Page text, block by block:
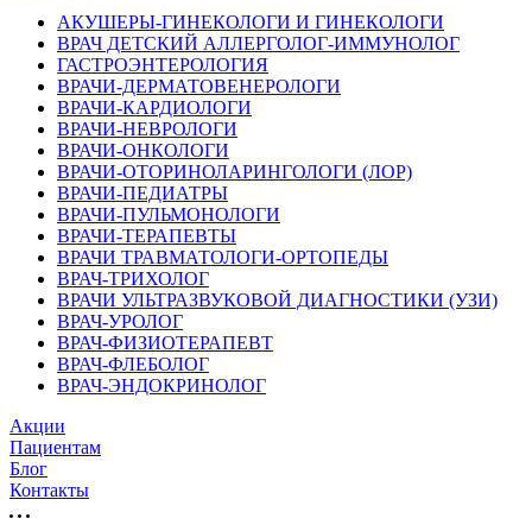
АКУШЕРЫ-ГИНЕКОЛОГИ И ГИНЕКОЛОГИ
ВРАЧ ДЕТСКИЙ АЛЛЕРГОЛОГ-ИММУНОЛОГ
ГАСТРОЭНТЕРОЛОГИЯ
ВРАЧИ-ДЕРМАТОВЕНЕРОЛОГИ
ВРАЧИ-КАРДИОЛОГИ
ВРАЧИ-НЕВРОЛОГИ
ВРАЧИ-ОНКОЛОГИ
ВРАЧИ-ОТОРИНОЛАРИНГОЛОГИ (ЛОР)
ВРАЧИ-ПЕДИАТРЫ
ВРАЧИ-ПУЛЬМОНОЛОГИ
ВРАЧИ-ТЕРАПЕВТЫ
ВРАЧИ ТРАВМАТОЛОГИ-ОРТОПЕДЫ
ВРАЧ-ТРИХОЛОГ
ВРАЧИ УЛЬТРАЗВУКОВОЙ ДИАГНОСТИКИ (УЗИ)
ВРАЧ-УРОЛОГ
ВРАЧ-ФИЗИОТЕРАПЕВТ
ВРАЧ-ФЛЕБОЛОГ
ВРАЧ-ЭНДОКРИНОЛОГ
Акции
Пациентам
Блог
Контакты